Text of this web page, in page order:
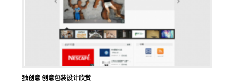
独创意 创意包装设计欣赏